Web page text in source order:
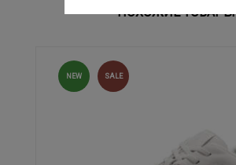
ПОХОЖИЕ ТОВАРЫ
NEW SALE